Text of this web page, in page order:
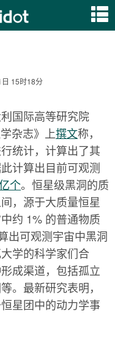
15时18分
国际高等研究院
杂志》上撰文称，
统计，计算出了其
计算出目前可观测
个。恒星级黑洞的质
，源于大质量恒星
约 1% 的普通物质
出可观测宇宙中黑洞
学的科学家们合
成渠道，包括孤立
。最新研究表明，
星团中的动力学事